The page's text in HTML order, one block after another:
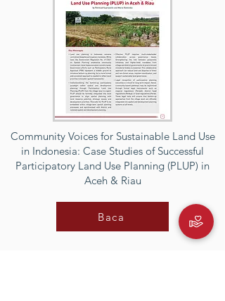
Community Voices for Sustainable Land Use
in Indonesia: Case Studies of Successful
Participatory Land Use Planning (PLUP) in
Aceh & Riau
Baca